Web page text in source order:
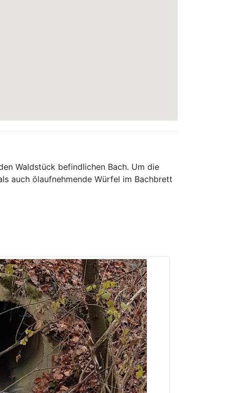
Waldstück befindlichen Bach. Um die
auch ölaufnehmende Würfel im Bachbrett